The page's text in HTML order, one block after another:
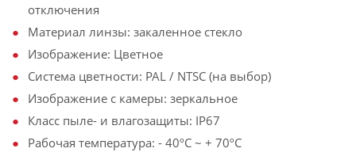
отключения
Материал линзы: закаленное стекло
Изображение: Цветное
Система цветности: PAL / NTSC (на выбор)
Изображение с камеры: зеркальное
Класс пыле- и влагозащиты: IP67
Рабочая температура: - 40ºС ~ + 70ºС